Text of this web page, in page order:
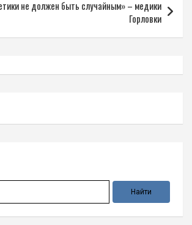
не должен быть случайным» – медики
Горловки